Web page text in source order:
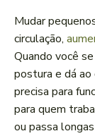
Mudar
circulação,
Quando você
postura e dá
precisa para
para quem
ou passa